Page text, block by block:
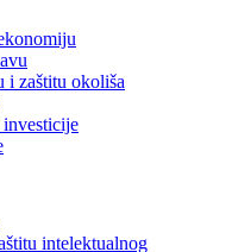
i zaštitu okoliša
intelektualnog